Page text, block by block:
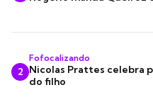
2
Fofocalizando
Nicolas Prattes celebra
do filho